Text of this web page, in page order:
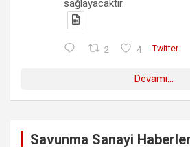
sağlayacaktır.
2 4 Twitter
Devamı...
Savunma Sanayi